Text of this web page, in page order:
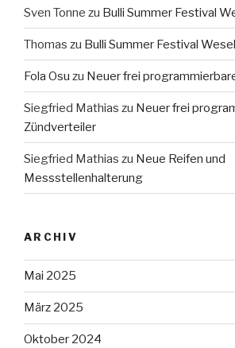
Sven Tonne zu Bulli Summer Festival
Thomas zu Bulli Summer Festival Wesel
Fola Osu zu Neuer frei
Siegfried Mathias zu Neuer frei
Zündverteiler
Siegfried Mathias zu Neue Reifen und
Messstellenhalterung
ARCHIV
Mai 2025
März 2025
Oktober 2024